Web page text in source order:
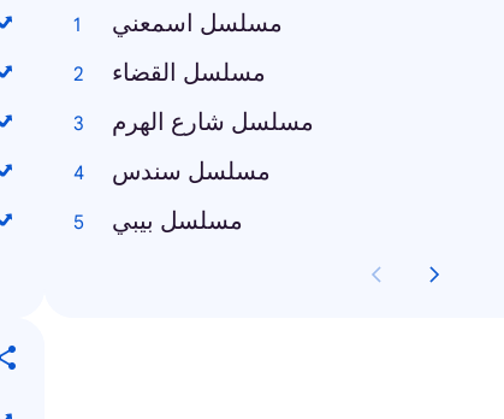
مسلسل اسمعني
مسلسل القضاء
مسلسل شارع الهرم
مسلسل سندس
مسلسل بيبي